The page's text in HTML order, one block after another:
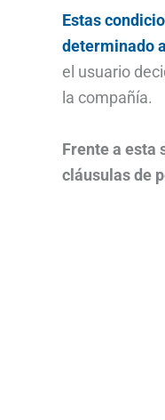
Estas
determinado
el usuario
la compañía.
Frente a esta
cláusulas de